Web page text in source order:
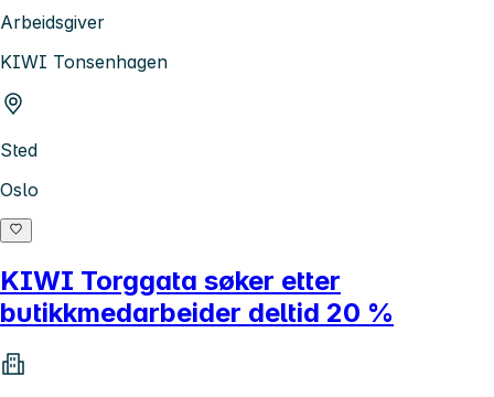
Arbeidsgiver
KIWI Tonsenhagen
Sted
Oslo
KIWI Torggata søker etter
butikkmedarbeider deltid 20 %